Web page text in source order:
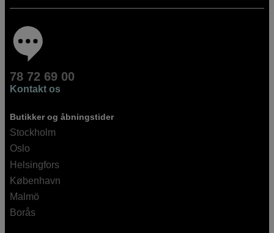
78 72 69 00
Kontakt os
Butikker og åbningstider
Stockholm
Oslo
Helsingfors
København
Malmö
Borås